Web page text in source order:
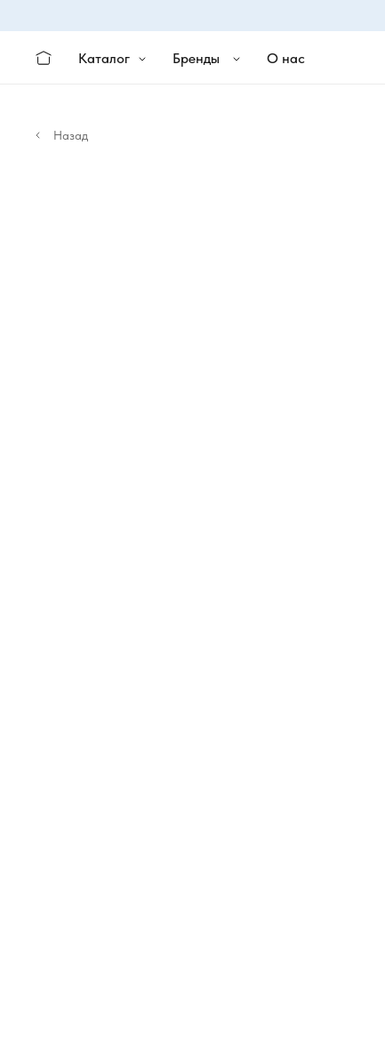
Каталог Бренды О нас
Назад